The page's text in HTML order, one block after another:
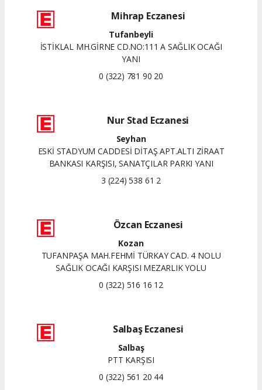
Mihrap Eczanesi
Tufanbeyli
İSTİKLAL MH.GİRNE CD.NO:111 A SAĞLIK OCAĞI
YANI
0 (322) 781 90 20
Nur Stad Eczanesi
Seyhan
ESKİ STADYUM CADDESİ DİTAŞ APT.ALTI ZİRAAT
BANKASI KARŞISI, SANATÇILAR PARKI YANI
3 (224) 538 61 2
Özcan Eczanesi
Kozan
TUFANPAŞA MAH.FEHMİ TÜRKAY CAD. 4 NOLU
SAĞLIK OCAĞI KARŞISI MEZARLIK YOLU
0 (322) 516 16 12
Salbaş Eczanesi
Salbaş
PTT KARŞISI
0 (322) 561 20 44